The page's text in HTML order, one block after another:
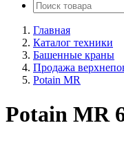
Главная
Каталог техники
Башенные краны
Продажа
Potain MR
Potain MR